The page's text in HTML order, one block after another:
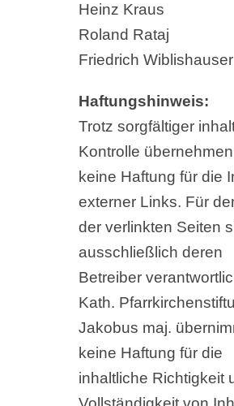
Heinz Kraus
Roland Rataj
Friedrich Wiblishauser
Haftungshinweis:
Trotz sorgfältiger
Kontrolle
keine Haftung für die
externer Links. Für
der verlinkten Seiten
ausschließlich deren
Betreiber
Kath.
Jakobus maj.
keine Haftung für die
inhaltliche Richtigkeit